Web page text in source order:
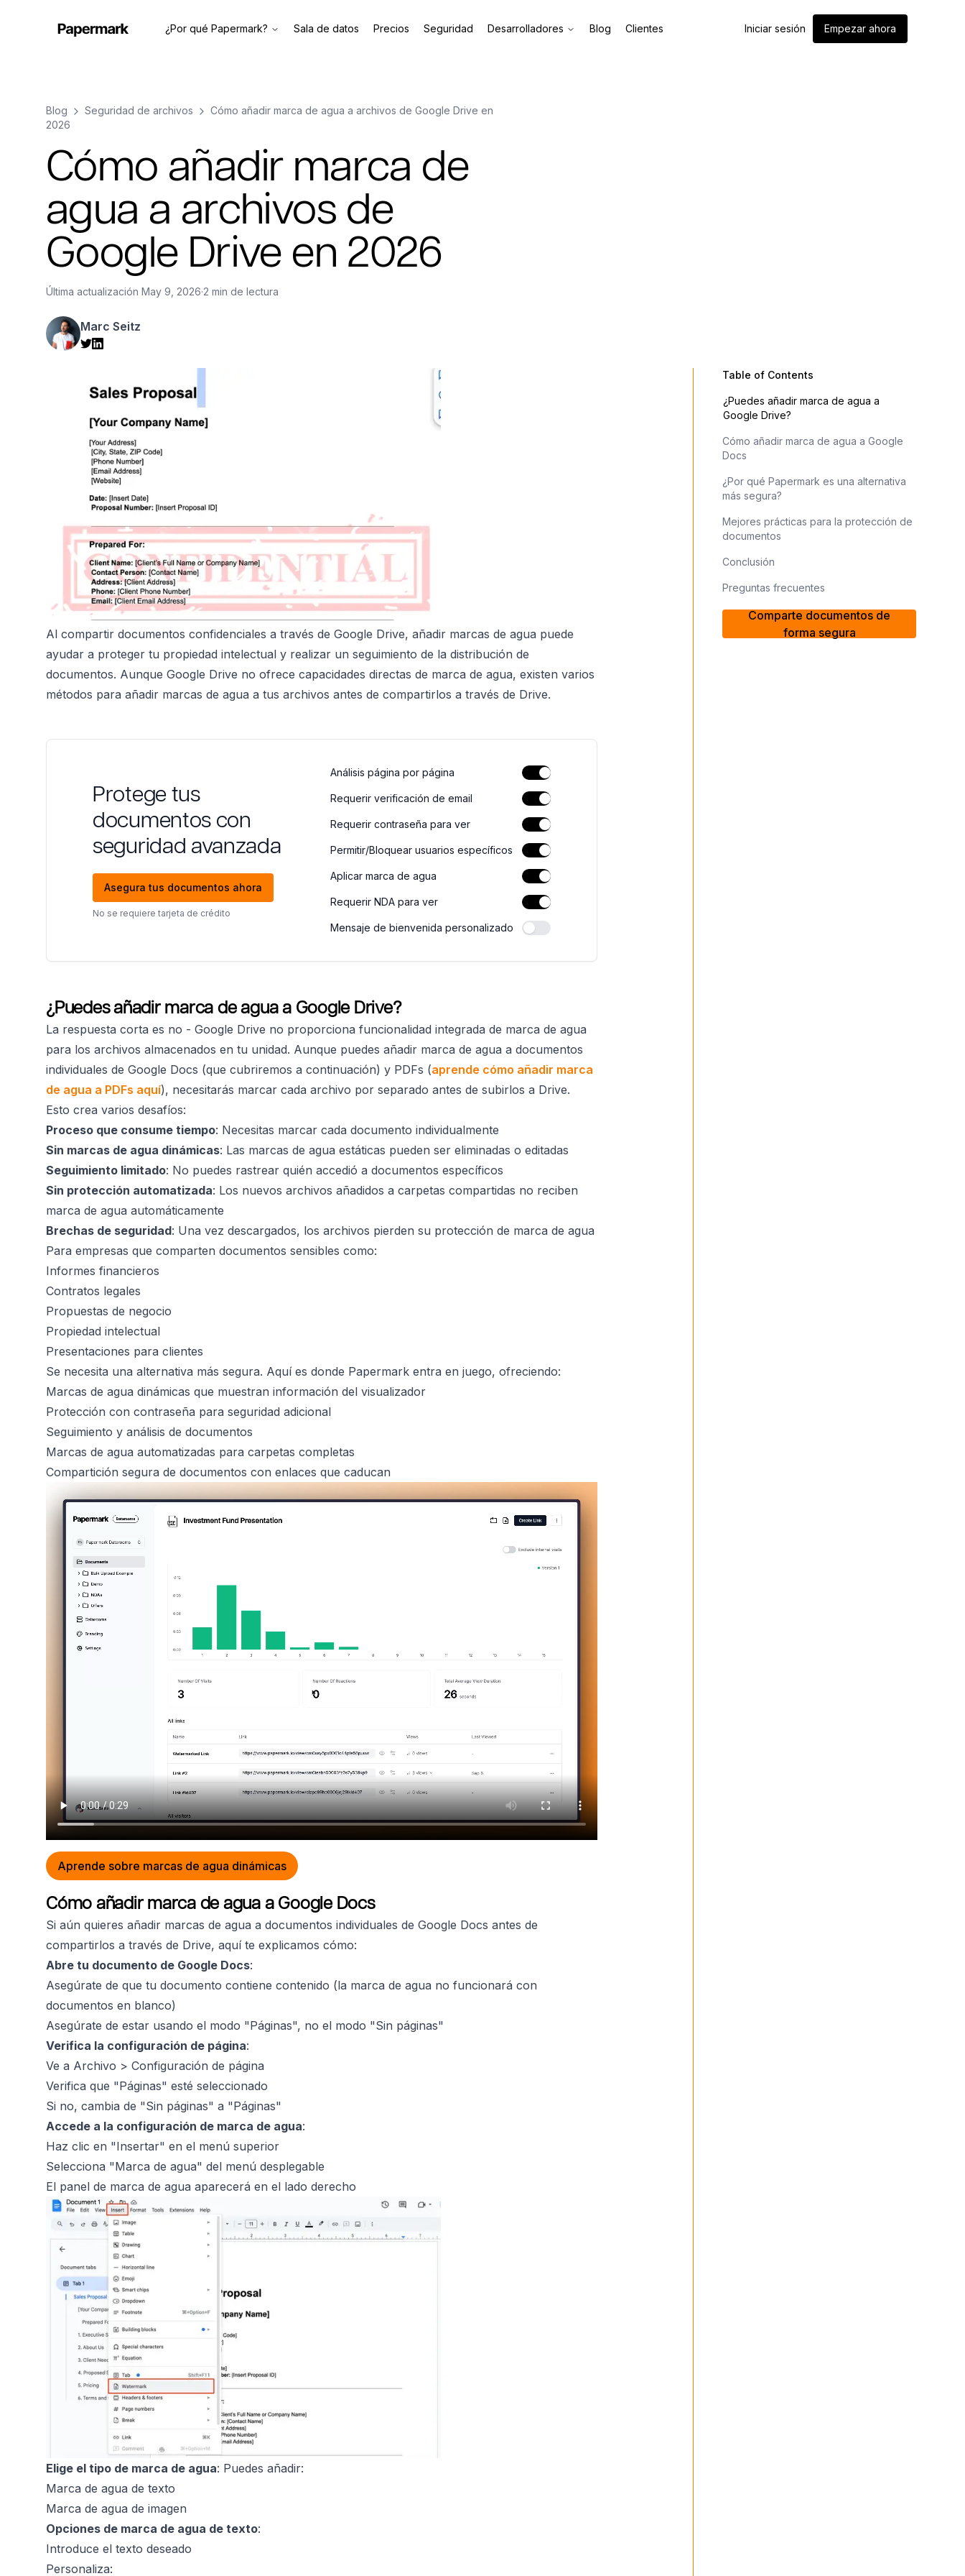
¿Por qué Papermark? Sala de datos Precios Seguridad Desarrolladores Blog Clientes Iniciar sesión Empezar ahora
Blog Seguridad de archivos
Cómo añadir marca de agua a archivos de Google Drive en
2026
Cómo añadir marca de
agua a archivos de
Google Drive en 2026
Última actualización May 9, 2026·2 min de lectura
Marc Seitz
Al compartir documentos confidenciales a través de Google Drive, añadir marcas de agua puede
ayudar a proteger tu propiedad intelectual y realizar un seguimiento de la distribución de
documentos. Aunque Google Drive no ofrece capacidades directas de marca de agua, existen varios
métodos para añadir marcas de agua a tus archivos antes de compartirlos a través de Drive.
Protege tus
documentos con
seguridad avanzada
Asegura tus documentos ahora
No se requiere tarjeta de crédito
Análisis página por página
Requerir verificación de email
Requerir contraseña para ver
Permitir/Bloquear usuarios específicos
Aplicar marca de agua
Requerir NDA para ver
Mensaje de bienvenida personalizado
¿Puedes añadir marca de agua a Google Drive?
La respuesta corta es no - Google Drive no proporciona funcionalidad integrada de marca de agua
para los archivos almacenados en tu unidad. Aunque puedes añadir marca de agua a documentos
individuales de Google Docs (que cubriremos a continuación) y PDFs (aprende cómo añadir marca
de agua a PDFs aquí), necesitarás marcar cada archivo por separado antes de subirlos a Drive.
Esto crea varios desafíos:
Proceso que consume tiempo: Necesitas marcar cada documento individualmente
Sin marcas de agua dinámicas: Las marcas de agua estáticas pueden ser eliminadas o editadas
Seguimiento limitado: No puedes rastrear quién accedió a documentos específicos
Sin protección automatizada: Los nuevos archivos añadidos a carpetas compartidas no reciben
marca de agua automáticamente
Brechas de seguridad: Una vez descargados, los archivos pierden su protección de marca de agua
Para empresas que comparten documentos sensibles como:
Informes financieros
Contratos legales
Propuestas de negocio
Propiedad intelectual
Presentaciones para clientes
Se necesita una alternativa más segura. Aquí es donde Papermark entra en juego, ofreciendo:
Marcas de agua dinámicas que muestran información del visualizador
Protección con contraseña para seguridad adicional
Seguimiento y análisis de documentos
Marcas de agua automatizadas para carpetas completas
Compartición segura de documentos con enlaces que caducan
Aprende sobre marcas de agua dinámicas
Cómo añadir marca de agua a Google Docs
Si aún quieres añadir marcas de agua a documentos individuales de Google Docs antes de
compartirlos a través de Drive, aquí te explicamos cómo:
Abre tu documento de Google Docs:
Asegúrate de que tu documento contiene contenido (la marca de agua no funcionará con
documentos en blanco)
Asegúrate de estar usando el modo "Páginas", no el modo "Sin páginas"
Verifica la configuración de página:
Ve a Archivo > Configuración de página
Verifica que "Páginas" esté seleccionado
Si no, cambia de "Sin páginas" a "Páginas"
Accede a la configuración de marca de agua:
Haz clic en "Insertar" en el menú superior
Selecciona "Marca de agua" del menú desplegable
El panel de marca de agua aparecerá en el lado derecho
Elige el tipo de marca de agua: Puedes añadir:
Marca de agua de texto
Marca de agua de imagen
Opciones de marca de agua de texto:
Introduce el texto deseado
Personaliza:
Table of Contents
¿Puedes añadir marca de agua a
Google Drive?
Cómo añadir marca de agua a Google
Docs
¿Por qué Papermark es una alternativa
más segura?
Mejores prácticas para la protección de
documentos
Conclusión
Preguntas frecuentes
Comparte documentos de
forma segura